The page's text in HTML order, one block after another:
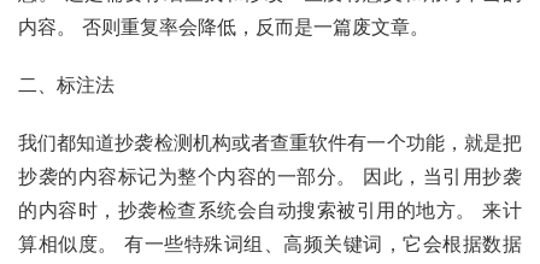
内容。 否则重复率会降低，反而是一篇废文章。
二、标注法
我们都知道抄袭检测机构或者查重软件有一个功能，就是把
抄袭的内容标记为整个内容的一部分。 因此，当引用抄袭
的内容时，抄袭检查系统会自动搜索被引用的地方。 来计
算相似度。 有一些特殊词组、高频关键词，它会根据数据